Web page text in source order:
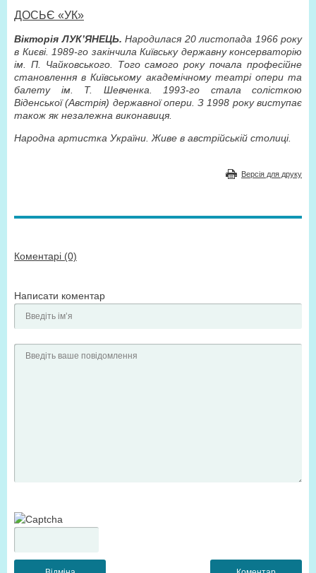
ДОСЬЄ «УК»
Вікторія ЛУК’ЯНЕЦЬ. Народилася 20 листопада 1966 року
в Києві. 1989-го закінчила Київську державну консерваторію
ім. П. Чайковського. Того самого року почала професійне
становлення в Київському академічному театрі опери та
балету ім. Т. Шевченка. 1993-го стала солісткою
Віденської (Австрія) державної опери. З 1998 року виступає
також як незалежна виконавиця.
Народна артистка України. Живе в австрійській столиці.
Версія для друку
Коментарі (0)
Написати коментар